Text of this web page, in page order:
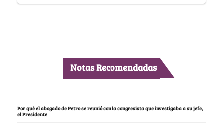
Notas Recomendadas
Por qué el abogado de Petro se reunió con la congresista que investigaba a su jefe,
el Presidente